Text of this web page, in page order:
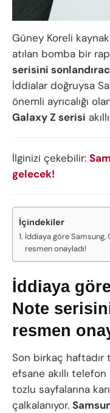
Güney Koreli
atılan bomba bir
serisini
İddialar doğruysa
önemli ayrıcalığı
Galaxy Z serisi
İlginizi çekebilir:
gelecek!
İçindekiler
İddiaya göre Samsung,
resmen onayladı!
İddiaya
Note
resmen
Son birkaç haftadır
efsane akıllı telefon
tozlu sayfalarına
çalkalanıyor.